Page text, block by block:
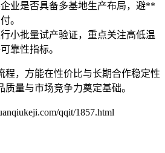
业是否具备多基地生产布局，避**
。
小批量试产验证，重点关注高低温
靠性指标。
程，方能在性价比与长期合作稳定性
量与市场竞争力奠定基础。
qqit/1857.html